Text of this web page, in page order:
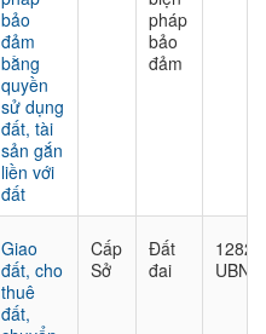
bảo
đảm
bằng
quyền
sử dụng
đất, tài
sản gắn
liền với
đất
pháp
bảo
đảm
Giao
đất, cho
thuê
đất,
Cấp
Sở
Đất
đai
1282/
UBND